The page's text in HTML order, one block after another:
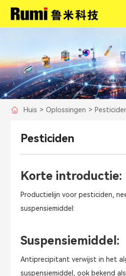
Huis > Oplossingen >
Pesticiden
Korte introductie:
Productielijn voor pesticiden,
suspensiemiddel:
Suspensiemiddel:
Antiprecipitant verwijst in het
suspensiemiddel, ook bekend